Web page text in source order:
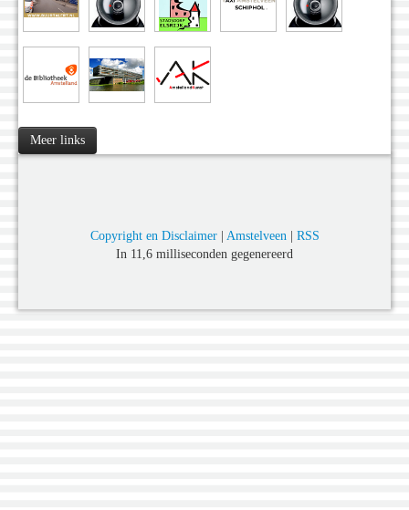
Meer links
Copyright en Disclaimer| Amstelveen | RSS
In 11,6 milliseconden gegenereerd